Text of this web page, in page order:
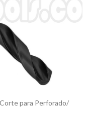
para Perforado